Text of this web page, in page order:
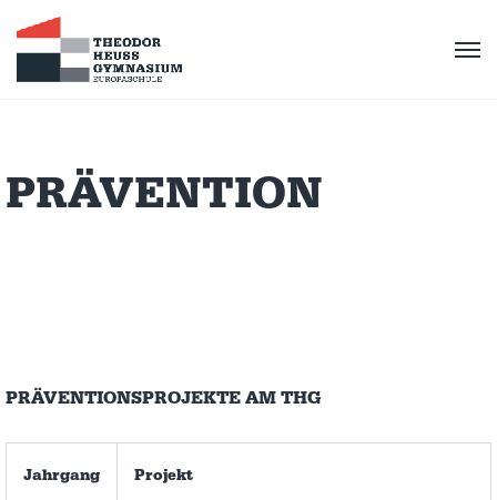
PRÄVENTION
PRÄVENTIONSPROJEKTE AM THG
Jahrgang Projekt